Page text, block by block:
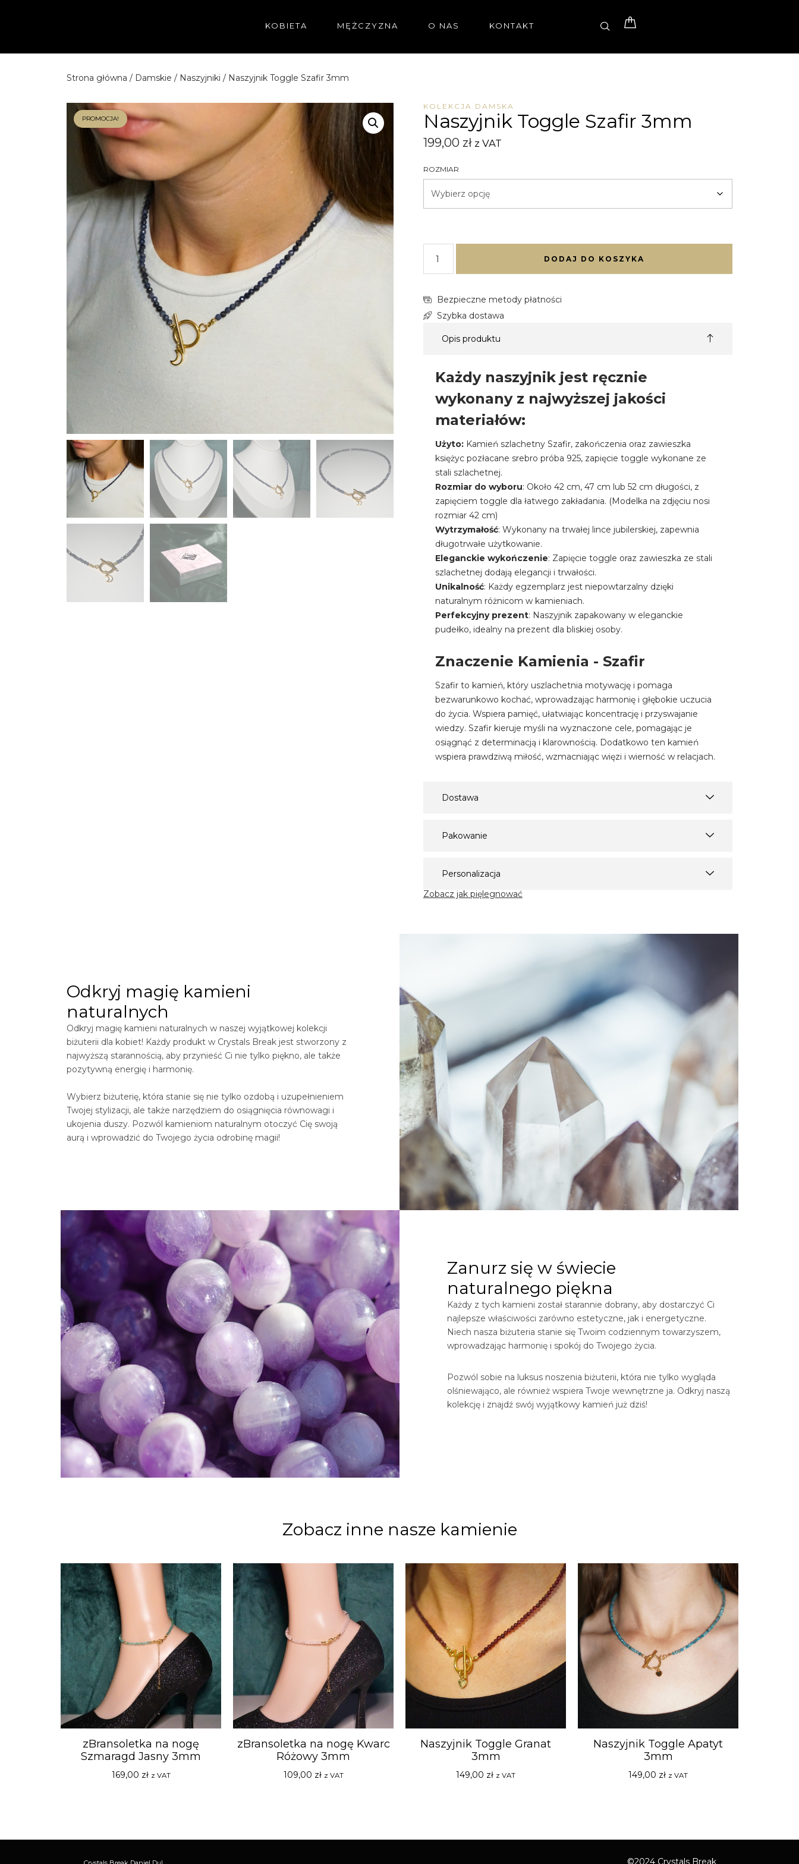
KOBIETA MĘŻCZYZNA O NAS KONTAKT
Strona główna / Damskie / Naszyjniki / Naszyjnik Toggle Szafir 3mm
PROMOCJA!
KOLEKCJA DAMSKA
Naszyjnik Toggle Szafir 3mm
199,00 zł z VAT
ROZMIAR
DODAJ DO KOSZYKA
Bezpieczne metody płatności
Szybka dostawa
Opis produktu
Każdy naszyjnik jest ręcznie
wykonany z najwyższej jakości
materiałów:
Użyto: Kamień szlachetny Szafir, zakończenia oraz zawieszka
księżyc pozłacane srebro próba 925, zapięcie toggle wykonane ze
stali szlachetnej.
Rozmiar do wyboru: Około 42 cm, 47 cm lub 52 cm długości, z
zapięciem toggle dla łatwego zakładania. (Modelka na zdjęciu nosi
rozmiar 42 cm)
Wytrzymałość: Wykonany na trwałej lince jubilerskiej, zapewnia
długotrwałe użytkowanie.
Eleganckie wykończenie: Zapięcie toggle oraz zawieszka ze stali
szlachetnej dodają elegancji i trwałości.
Unikalność: Każdy egzemplarz jest niepowtarzalny dzięki
naturalnym różnicom w kamieniach.
Perfekcyjny prezent: Naszyjnik zapakowany w eleganckie
pudełko, idealny na prezent dla bliskiej osoby.
Znaczenie Kamienia - Szafir
Szafir to kamień, który uszlachetnia motywację i pomaga
bezwarunkowo kochać, wprowadzając harmonię i głębokie uczucia
do życia. Wspiera pamięć, ułatwiając koncentrację i przyswajanie
wiedzy. Szafir kieruje myśli na wyznaczone cele, pomagając je
osiągnąć z determinacją i klarownością. Dodatkowo ten kamień
wspiera prawdziwą miłość, wzmacniając więzi i wierność w relacjach.
Dostawa
Pakowanie
Personalizacja
Zobacz jak pięlegnować
Odkryj magię kamieni
naturalnych
Odkryj magię kamieni naturalnych w naszej wyjątkowej kolekcji
biżuterii dla kobiet! Każdy produkt w Crystals Break jest stworzony z
najwyższą starannością, aby przynieść Ci nie tylko piękno, ale także
pozytywną energię i harmonię.
Wybierz biżuterię, która stanie się nie tylko ozdobą i uzupełnieniem
Twojej stylizacji, ale także narzędziem do osiągnięcia równowagi i
ukojenia duszy. Pozwól kamieniom naturalnym otoczyć Cię swoją
aurą i wprowadzić do Twojego życia odrobinę magii!
Zanurz się w świecie
naturalnego piękna
Każdy z tych kamieni został starannie dobrany, aby dostarczyć Ci
najlepsze właściwości zarówno estetyczne, jak i energetyczne.
Niech nasza biżuteria stanie się Twoim codziennym towarzyszem,
wprowadzając harmonię i spokój do Twojego życia.
Pozwól sobie na luksus noszenia biżuterii, która nie tylko wygląda
olśniewająco, ale również wspiera Twoje wewnętrzne ja. Odkryj naszą
kolekcję i znajdź swój wyjątkowy kamień już dziś!
Zobacz inne nasze kamienie
zBransoletka na nogę
Szmaragd Jasny 3mm
169,00 zł z VAT
zBransoletka na nogę Kwarc
Różowy 3mm
109,00 zł z VAT
Naszyjnik Toggle Granat
3mm
149,00 zł z VAT
Naszyjnik Toggle Apatyt
3mm
149,00 zł z VAT